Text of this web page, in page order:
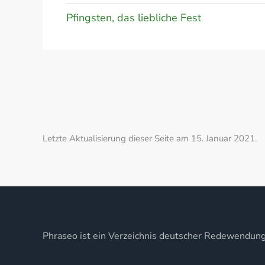
Pfingsten, das liebliche Fest
Letzte Aktualisierung dieser Seite am 15. Januar 2021.
Phraseo ist ein Verzeichnis deutscher